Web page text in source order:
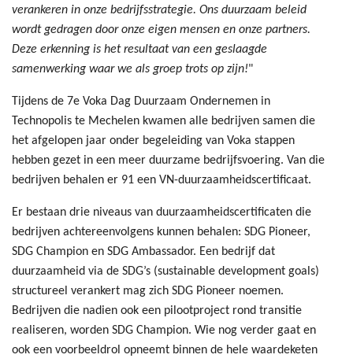
verankeren in onze bedrijfsstrategie. Ons duurzaam beleid
wordt gedragen door onze eigen mensen en onze partners.
Deze erkenning is het resultaat van een geslaagde
samenwerking waar we als groep trots op zijn!"
Tijdens de 7e Voka Dag Duurzaam Ondernemen in
Technopolis te Mechelen kwamen alle bedrijven samen die
het afgelopen jaar onder begeleiding van Voka stappen
hebben gezet in een meer duurzame bedrijfsvoering. Van die
bedrijven behalen er 91 een VN-duurzaamheidscertificaat.
Er bestaan drie niveaus van duurzaamheidscertificaten die
bedrijven achtereenvolgens kunnen behalen: SDG Pioneer,
SDG Champion en SDG Ambassador. Een bedrijf dat
duurzaamheid via de SDG’s (sustainable development goals)
structureel verankert mag zich SDG Pioneer noemen.
Bedrijven die nadien ook een pilootproject rond transitie
realiseren, worden SDG Champion. Wie nog verder gaat en
ook een voorbeeldrol opneemt binnen de hele waardeketen